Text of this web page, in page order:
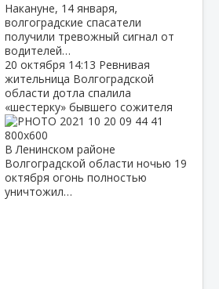
Накануне, 14 января,
волгоградские спасатели
получили тревожный сигнал от
водителей…
20 октября 14:13 Ревнивая
жительница Волгоградской
области дотла спалила
«шестерку» бывшего сожителя
В Ленинском районе
Волгоградской области ночью 19
октября огонь полностью
уничтожил…